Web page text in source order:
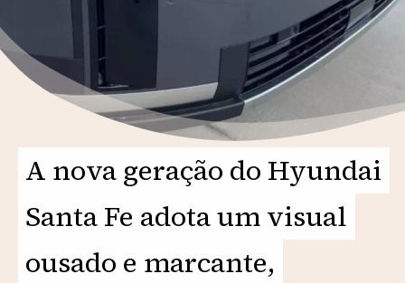
A nova geração do Hyundai
Santa Fe adota um visual
ousado e marcante,
A nova geração do Hyundai
Santa Fe adota um visual
ousado e marcante,